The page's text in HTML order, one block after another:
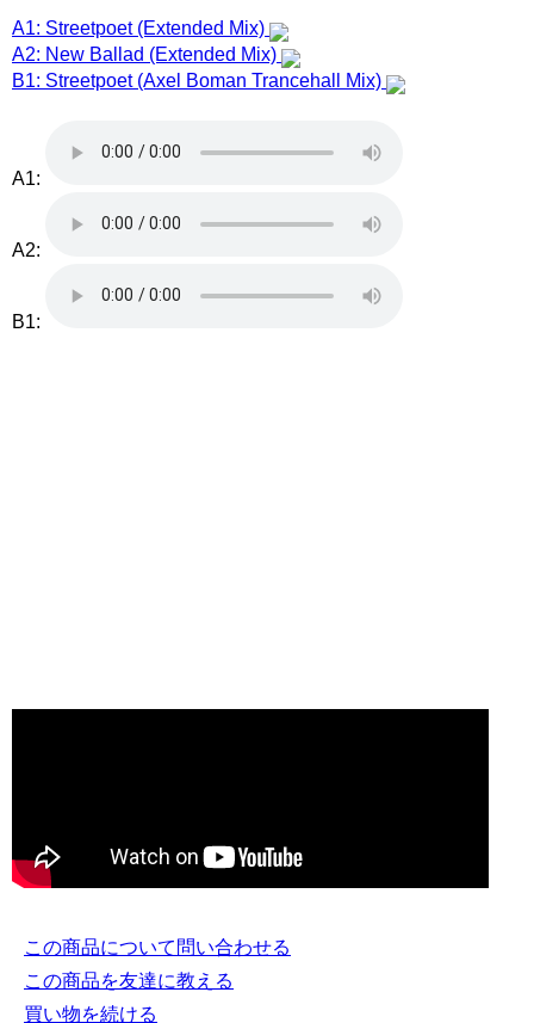
A1: Streetpoet (Extended Mix)
A2: New Ballad (Extended Mix)
B1: Streetpoet (Axel Boman Trancehall Mix)
A1:
A2:
B1:
この商品について問い合わせる
この商品を友達に教える
買い物を続ける